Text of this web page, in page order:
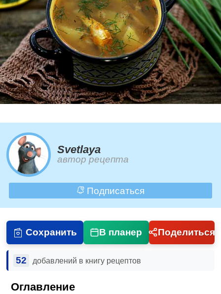
Svetlaya
автор рецепта
Подписаться
Сохранить В планер Поделиться
52 добавлений в книгу рецептов
Оглавление